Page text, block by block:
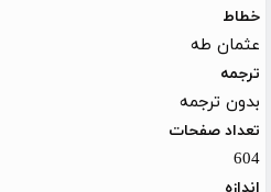
خطاط
عثمان طه
ترجمه
بدون ترجمه
تعداد صفحات
604